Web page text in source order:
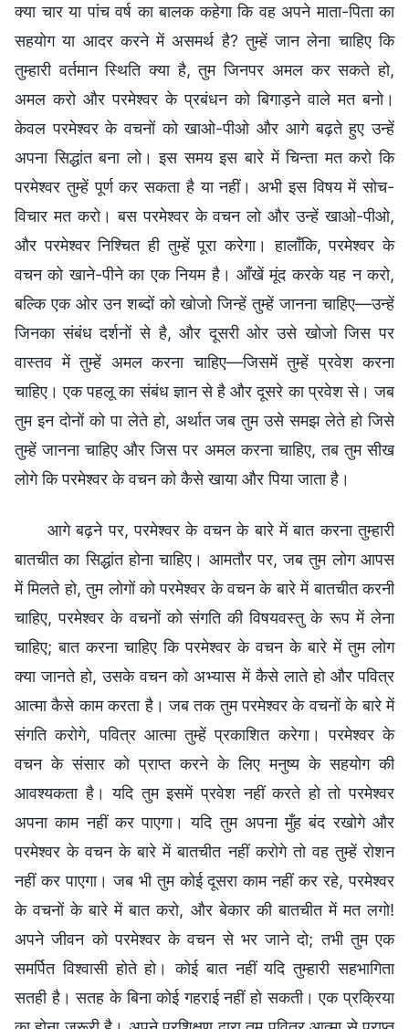
क्या चार या पांच वर्ष का बालक कहेगा कि वह अपने माता-पिता का
सहयोग या आदर करने में असमर्थ है? तुम्हें जान लेना चाहिए कि
तुम्हारी वर्तमान स्थिति क्या है, तुम जिनपर अमल कर सकते हो,
अमल करो और परमेश्वर के प्रबंधन को बिगाड़ने वाले मत बनो।
केवल परमेश्वर के वचनों को खाओ-पीओ और आगे बढ़ते हुए उन्हें
अपना सिद्धांत बना लो। इस समय इस बारे में चिन्ता मत करो कि
परमेश्वर तुम्हें पूर्ण कर सकता है या नहीं। अभी इस विषय में सोच-
विचार मत करो। बस परमेश्वर के वचन लो और उन्हें खाओ-पीओ,
और परमेश्वर निश्चित ही तुम्हें पूरा करेगा। हालाँकि, परमेश्वर के
वचन को खाने-पीने का एक नियम है। आँखें मूंद करके यह न करो,
बल्कि एक ओर उन शब्दों को खोजो जिन्हें तुम्हें जानना चाहिए—उन्हें
जिनका संबंध दर्शनों से है, और दूसरी ओर उसे खोजो जिस पर
वास्तव में तुम्हें अमल करना चाहिए—जिसमें तुम्हें प्रवेश करना
चाहिए। एक पहलू का संबंध ज्ञान से है और दूसरे का प्रवेश से। जब
तुम इन दोनों को पा लेते हो, अर्थात जब तुम उसे समझ लेते हो जिसे
तुम्हें जानना चाहिए और जिस पर अमल करना चाहिए, तब तुम सीख
लोगे कि परमेश्वर के वचन को कैसे खाया और पिया जाता है।
आगे बढ़ने पर, परमेश्वर के वचन के बारे में बात करना तुम्हारी
बातचीत का सिद्धांत होना चाहिए। आमतौर पर, जब तुम लोग आपस
में मिलते हो, तुम लोगों को परमेश्वर के वचन के बारे में बातचीत करनी
चाहिए, परमेश्वर के वचनों को संगति की विषयवस्तु के रूप में लेना
चाहिए; बात करना चाहिए कि परमेश्वर के वचन के बारे में तुम लोग
क्या जानते हो, उसके वचन को अभ्यास में कैसे लाते हो और पवित्र
आत्मा कैसे काम करता है। जब तक तुम परमेश्वर के वचनों के बारे में
संगति करोगे, पवित्र आत्मा तुम्हें प्रकाशित करेगा। परमेश्वर के
वचन के संसार को प्राप्त करने के लिए मनुष्य के सहयोग की
आवश्यकता है। यदि तुम इसमें प्रवेश नहीं करते हो तो परमेश्वर
अपना काम नहीं कर पाएगा। यदि तुम अपना मुँह बंद रखोगे और
परमेश्वर के वचन के बारे में बातचीत नहीं करोगे तो वह तुम्हें रोशन
नहीं कर पाएगा। जब भी तुम कोई दूसरा काम नहीं कर रहे, परमेश्वर
के वचनों के बारे में बात करो, और बेकार की बातचीत में मत लगो!
अपने जीवन को परमेश्वर के वचन से भर जाने दो; तभी तुम एक
समर्पित विश्वासी होते हो। कोई बात नहीं यदि तुम्हारी सहभागिता
सतही है। सतह के बिना कोई गहराई नहीं हो सकती। एक प्रक्रिया